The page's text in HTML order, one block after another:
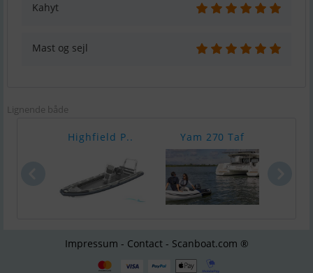
Kahyt
Mast og sejl
Lignende både
Highfield P.. Yam 270 Taf
Impressum - Contact - Scanboat.com ®